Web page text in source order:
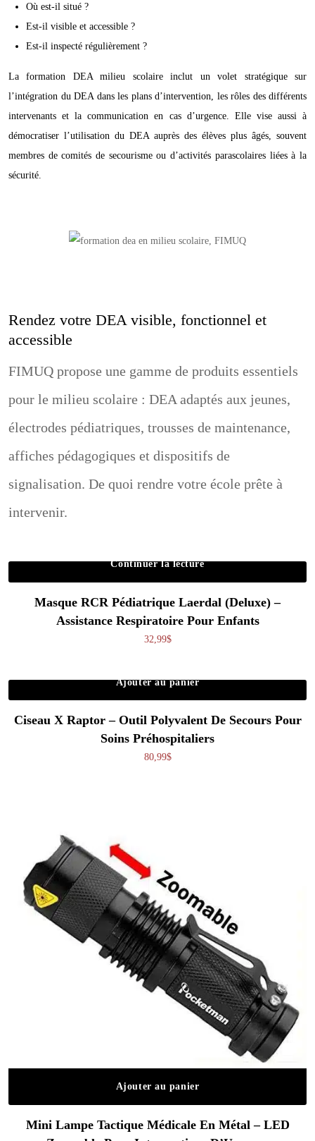
Où est-il situé ?
Est-il visible et accessible ?
Est-il inspecté régulièrement ?
La formation DEA milieu scolaire inclut un volet stratégique sur
l’intégration du DEA dans les plans d’intervention, les rôles des différents
intervenants et la communication en cas d’urgence. Elle vise aussi à
démocratiser l’utilisation du DEA auprès des élèves plus âgés, souvent
membres de comités de secourisme ou d’activités parascolaires liées à la
sécurité.
Rendez votre DEA visible, fonctionnel et
accessible
FIMUQ propose une gamme de produits essentiels
pour le milieu scolaire : DEA adaptés aux jeunes,
électrodes pédiatriques, trousses de maintenance,
affiches pédagogiques et dispositifs de
signalisation. De quoi rendre votre école prête à
intervenir.
Continuer la lecture
Masque RCR Pédiatrique Laerdal (Deluxe) –
Assistance Respiratoire Pour Enfants
32,99$
Ajouter au panier
Ciseau X Raptor – Outil Polyvalent De Secours Pour
Soins Préhospitaliers
80,99$
Ajouter au panier
Mini Lampe Tactique Médicale En Métal – LED